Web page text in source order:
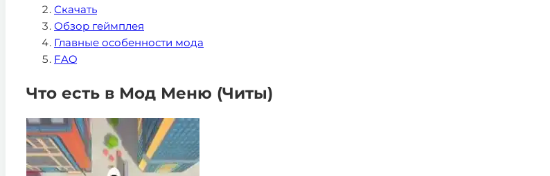
Скачать
Обзор геймплея
Главные особенности мода
FAQ
Что есть в Мод Меню (Читы)